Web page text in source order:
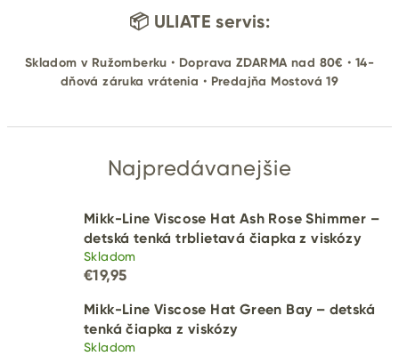
📦 ULIATE servis:
Skladom v Ružomberku • Doprava ZDARMA nad 80€ • 14-
dňová záruka vrátenia • Predajňa Mostová 19
Najpredávanejšie
Mikk-Line Viscose Hat Ash Rose Shimmer –
detská tenká trblietavá čiapka z viskózy
Skladom
€19,95
Mikk-Line Viscose Hat Green Bay – detská
tenká čiapka z viskózy
Skladom